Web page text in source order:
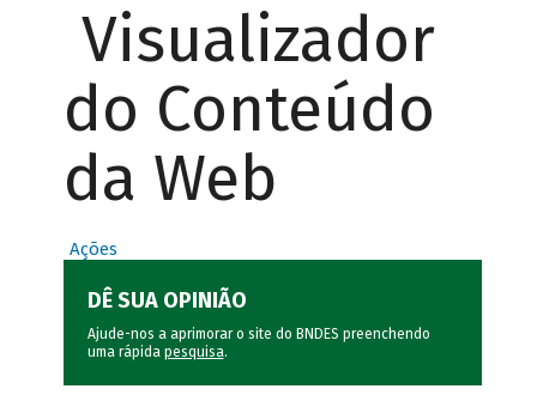
Visualizador
do Conteúdo
da Web
Ações
DÊ SUA OPINIÃO
Ajude-nos a aprimorar o site do BNDES preenchendo
uma rápida pesquisa.